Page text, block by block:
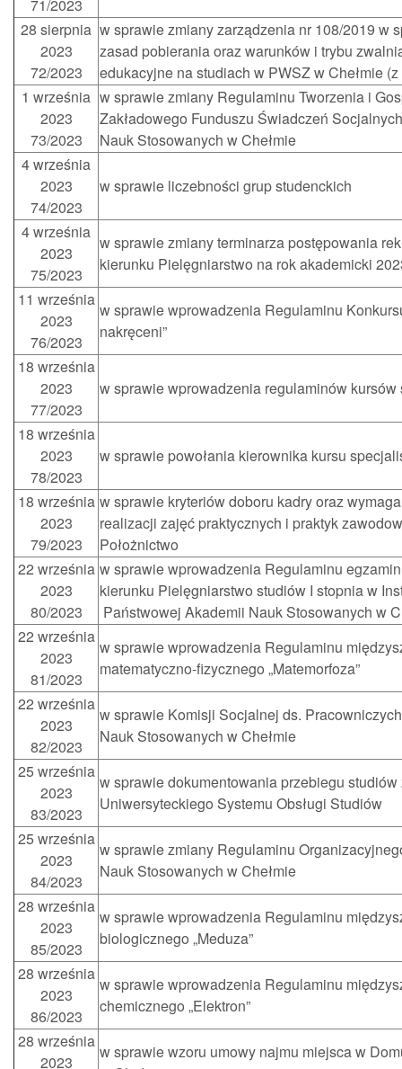
71/2023
28 sierpnia
2023
72/2023
w sprawie zmiany zarządzenia nr 108/2019 w
zasad pobierania oraz warunków i trybu
edukacyjne na studiach w PWSZ w Chełmie
1 września
2023
73/2023
w sprawie zmiany Regulaminu Tworzenia i
Zakładowego Funduszu Świadczeń
Nauk Stosowanych w Chełmie
4 września
2023
74/2023
w sprawie liczebności grup studenckich
4 września
2023
75/2023
w sprawie zmiany terminarza postępowania
kierunku Pielęgniarstwo na rok akademicki
11 września
2023
76/2023
w sprawie wprowadzenia Regulaminu
nakręceni”
18 września
2023
77/2023
w sprawie wprowadzenia regulaminów
18 września
2023
78/2023
w sprawie powołania kierownika kursu
18 września
2023
79/2023
w sprawie kryteriów doboru kadry oraz
realizacji zajęć praktycznych i praktyk
Położnictwo
22 września
2023
80/2023
w sprawie wprowadzenia Regulaminu
kierunku Pielęgniarstwo studiów I stopnia w
Państwowej Akademii Nauk Stosowanych w
22 września
2023
81/2023
w sprawie wprowadzenia Regulaminu
matematyczno-fizycznego „Matemorfoza”
22 września
2023
82/2023
w sprawie Komisji Socjalnej ds.
Nauk Stosowanych w Chełmie
25 września
2023
83/2023
w sprawie dokumentowania przebiegu
Uniwersyteckiego Systemu Obsługi Studiów
25 września
2023
84/2023
w sprawie zmiany Regulaminu
Nauk Stosowanych w Chełmie
28 września
2023
85/2023
w sprawie wprowadzenia Regulaminu
biologicznego „Meduza”
28 września
2023
86/2023
w sprawie wprowadzenia Regulaminu
chemicznego „Elektron”
28 września
2023
w sprawie wzoru umowy najmu miejsca w